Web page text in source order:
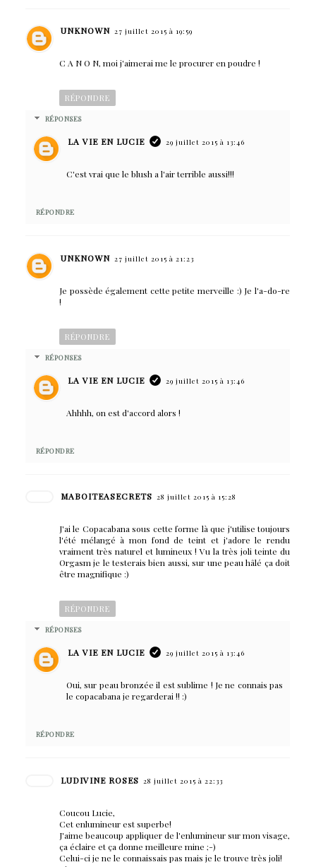
UNKNOWN 27 juillet 2015 à 19:59
C A N O N, moi j'aimerai me le procurer en poudre !
RÉPONDRE
RÉPONSES
LA VIE EN LUCIE 29 juillet 2015 à 13:46
C'est vrai que le blush a l'air terrible aussi!!!
RÉPONDRE
UNKNOWN 27 juillet 2015 à 21:23
Je possède également cette petite merveille :) Je l'a-do-re
!
RÉPONDRE
RÉPONSES
LA VIE EN LUCIE 29 juillet 2015 à 13:46
Ahhhh, on est d'accord alors !
RÉPONDRE
MABOITEASECRETS 28 juillet 2015 à 15:28
J'ai le Copacabana sous cette forme là que j'utilise toujours
l'été mélangé à mon fond de teint et j'adore le rendu
vraiment très naturel et lumineux ! Vu la très joli teinte du
Orgasm je le testerais bien aussi, sur une peau hâlé ça doit
être magnifique :)
RÉPONDRE
RÉPONSES
LA VIE EN LUCIE 29 juillet 2015 à 13:46
Oui, sur peau bronzée il est sublime ! Je ne connais pas
le copacabana je regarderai !! :)
RÉPONDRE
LUDIVINE ROSES 28 juillet 2015 à 22:33
Coucou Lucie,
Cet enlumineur est superbe!
J'aime beaucoup appliquer de l'enlumineur sur mon visage,
ça éclaire et ça donne meilleure mine ;-)
Celui-ci je ne le connaissais pas mais je le trouve très joli!